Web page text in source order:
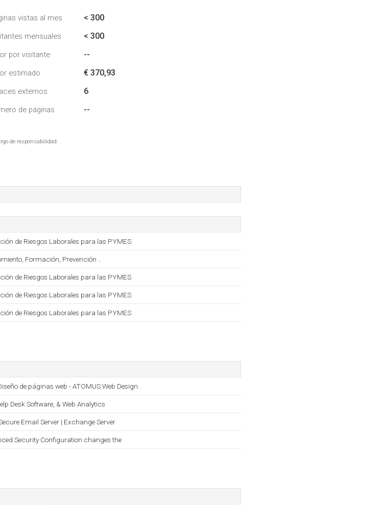
vistas al mes < 300
mensuales < 300
por visitante --
estimado € 370,93
externos 6
de páginas --
de responsabilidad.
de Riesgos Laborales para las PYMES
Formación, Prevención ..
de Riesgos Laborales para las PYMES
de Riesgos Laborales para las PYMES
de Riesgos Laborales para las PYMES
de páginas web - ATOMUS Web Design
Desk Software, & Web Analytics
Email Server | Exchange Server
Security Configuration changes the